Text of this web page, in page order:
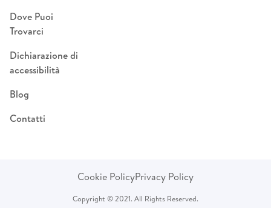
Dove Puoi
Trovarci
Dichiarazione di
accessibilità
Blog
Contatti
Copyright © 2021. All Rights Reserved.
Cookie PolicyPrivacy Policy